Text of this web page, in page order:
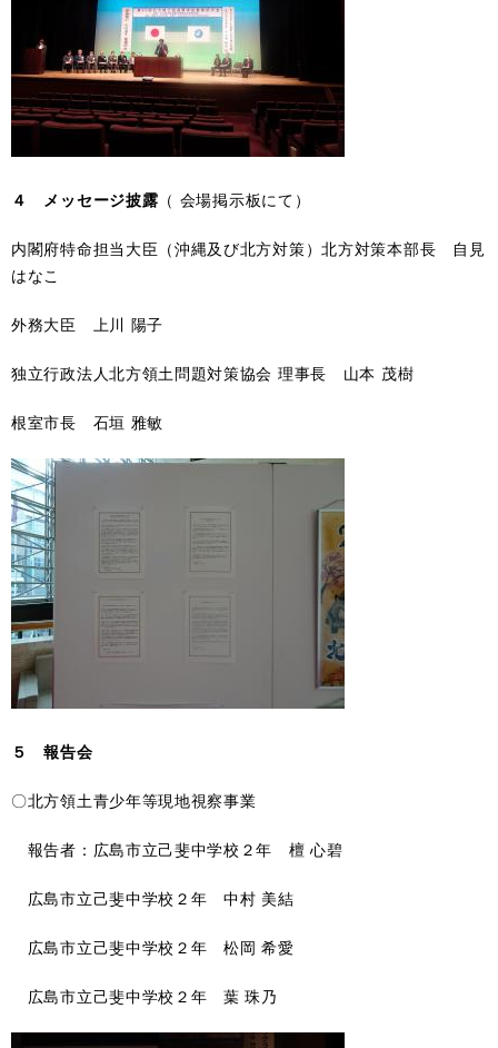
４ メッセージ披露 （ 会場掲示板にて）
内閣府特命担当大臣（沖縄及び北方対策）北方対策本部長 自見
はなこ
外務大臣 上川 陽子
独立行政法人北方領土問題対策協会 理事長 山本 茂樹
根室市長 石垣 雅敏
５ 報告会
〇北方領土青少年等現地視察事業
報告者：広島市立己斐中学校２年 檀 心碧
広島市立己斐中学校２年 中村 美結
広島市立己斐中学校２年 松岡 希愛
広島市立己斐中学校２年 葉 珠乃